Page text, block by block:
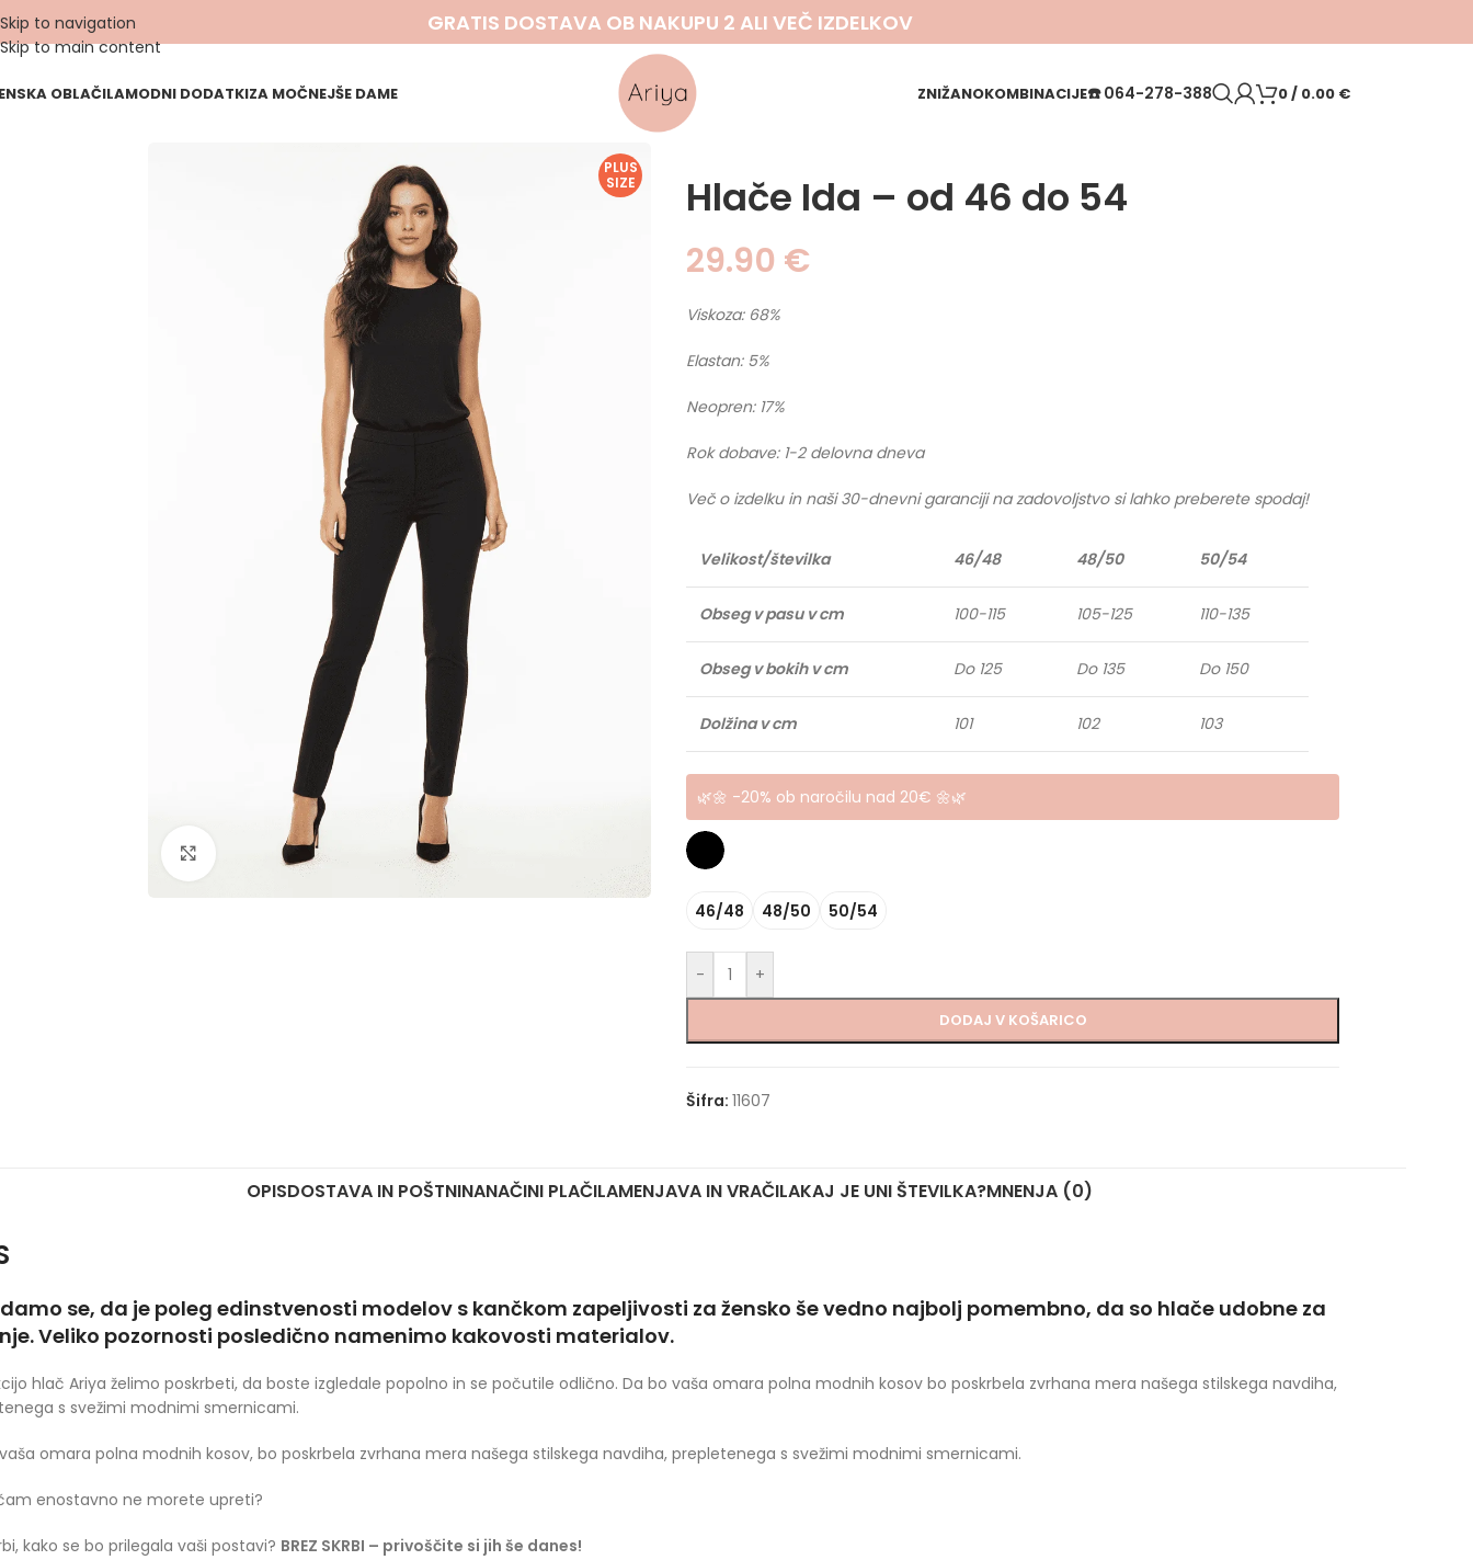
Skip to navigation
Skip to main content
GRATIS DOSTAVA OB NAKUPU 2 ALI VEČ IZDELKOV
OBLAČILAMODNI DODATKIZA MOČNEJŠE DAME ZNIŽANOKOMBINACIJE☎️064-278-388 0/ 0.00 €
PLUS
SIZE
Click to enlarge
Hlače Ida – od 46 do 54
29.90 €
Viskoza: 68%
Elastan: 5%
Neopren: 17%
Rok dobave: 1-2 delovna dneva
Več o izdelku in naši 30-dnevni garanciji na zadovoljstvo si lahko preberete spodaj!
Velikost/številka 46/48 48/50 50/54
Obseg v pasu v cm 100-115 105-125 110-135
Obseg v bokih v cm Do 125 Do 135 Do 150
Dolžina v cm 101 102 103
🌿🌼 -20% ob naročilu nad 20€ 🌼🌿
46/48 48/50 50/54
- +
DODAJ V KOŠARICO
Šifra: 11607
OPISDOSTAVA IN POŠTNINANAČINI PLAČILAMENJAVA IN VRAČILAKAJ JE UNI ŠTEVILKA?MNENJA (0)
se, da je poleg edinstvenosti modelov s kančkom zapeljivosti za žensko še vedno najbolj pomembno, da so hlače udobne za
Veliko pozornosti posledično namenimo kakovosti materialov.
hlač Ariya želimo poskrbeti, da boste izgledale popolno in se počutile odlično. Da bo vaša omara polna modnih kosov bo poskrbela zvrhana mera našega stilskega navdiha,
s svežimi modnimi smernicami.
omara polna modnih kosov, bo poskrbela zvrhana mera našega stilskega navdiha, prepletenega s svežimi modnimi smernicami.
enostavno ne morete upreti?
kako se bo prilegala vaši postavi? BREZ SKRBI – privoščite si jih še danes!